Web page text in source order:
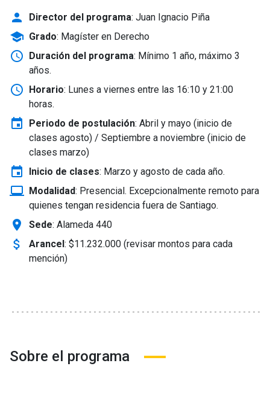
person Director del programa: Juan Ignacio Piña
school Grado: Magíster en Derecho
schedule Duración del programa: Mínimo 1 año, máximo 3
años.
schedule Horario: Lunes a viernes entre las 16:10 y 21:00
horas.
event Periodo de postulación: Abril y mayo (inicio de
clases agosto) / Septiembre a noviembre (inicio de
clases marzo)
event Inicio de clases: Marzo y agosto de cada año.
laptop_windows Modalidad: Presencial. Excepcionalmente remoto para
quienes tengan residencia fuera de Santiago.
location_on Sede: Alameda 440
attach_money Arancel: $11.232.000 (revisar montos para cada
mención)
Sobre el programa